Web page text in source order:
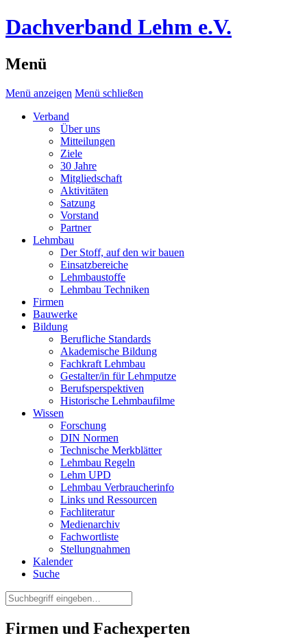
Dachverband Lehm e.V.
Menü
Menü anzeigen Menü schließen
Verband
Über uns
Mitteilungen
Ziele
30 Jahre
Mitgliedschaft
Aktivitäten
Satzung
Vorstand
Partner
Lehmbau
Der Stoff, auf den wir bauen
Einsatzbereiche
Lehmbaustoffe
Lehmbau Techniken
Firmen
Bauwerke
Bildung
Berufliche Standards
Akademische Bildung
Fachkraft Lehmbau
Gestalter/in für Lehmputze
Berufsperspektiven
Historische Lehmbaufilme
Wissen
Forschung
DIN Normen
Technische Merkblätter
Lehmbau Regeln
Lehm UPD
Lehmbau Verbraucherinfo
Links und Ressourcen
Fachliteratur
Medienarchiv
Fachwortliste
Stellungnahmen
Kalender
Suche
Firmen und Fachexperten